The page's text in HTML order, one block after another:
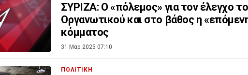
ΣΥΡΙΖΑ: Ο «πόλεμος» για τον έλεγχο
Οργανωτικού και στο βάθος η
κόμματος
31 Μαρ 2025 07:10
ΠΟΛΙΤΙΚΗ